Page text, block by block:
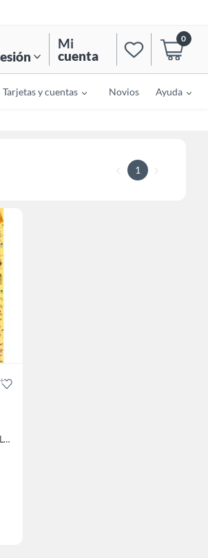
Mi
cuenta
0
Tarjetas y cuentas Novios Ayuda
1
Por SOLUCIONESONLINE COLOMBIA SAS